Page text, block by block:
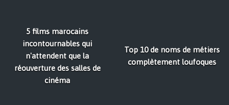
5 films marocains
incontournables qui
n'attendent que la
réouverture des salles de
cinéma
Top 10 de noms de métiers
complètement loufoques